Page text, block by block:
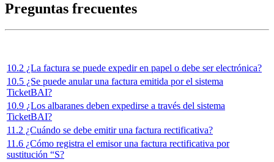
Preguntas frecuentes
10.2 ¿La factura se puede expedir en papel o debe ser electrónica?
10.5 ¿Se puede anular una factura emitida por el sistema
TicketBAI?
10.9 ¿Los albaranes deben expedirse a través del sistema
TicketBAI?
11.2 ¿Cuándo se debe emitir una factura rectificativa?
11.6 ¿Cómo registra el emisor una factura rectificativa por
sustitución “S?